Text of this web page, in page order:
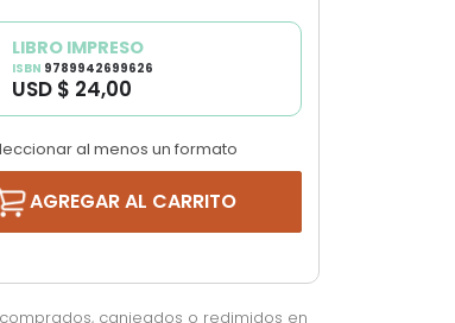
LIBRO IMPRESO
ISBN 9789942699626
USD $ 24,00
al menos un formato
AGREGAR AL CARRITO
comprados, canjeados o redimidos en